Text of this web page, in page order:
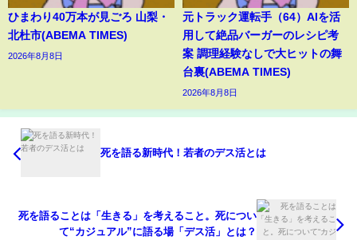
ひまわり40万本が見ごろ 山梨・
北杜市(ABEMA TIMES)
2026年8月8日
元トラック運転手（64）AIを活
用して絶品バーガーのレシピ考
案 調理経験なしで大ヒットの舞
台裏(ABEMA TIMES)
2026年8月8日
死を語る新時代！若者のデス活とは
死を語ることは「生きる」を考えること。死につい
て“カジュアル”に語る場「デス活」とは？